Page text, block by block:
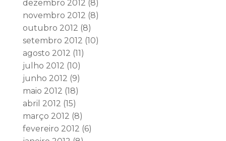
dezembro 2012 (8)
novembro 2012 (8)
outubro 2012 (8)
setembro 2012 (10)
agosto 2012 (11)
julho 2012 (10)
junho 2012 (9)
maio 2012 (18)
abril 2012 (15)
março 2012 (8)
fevereiro 2012 (6)